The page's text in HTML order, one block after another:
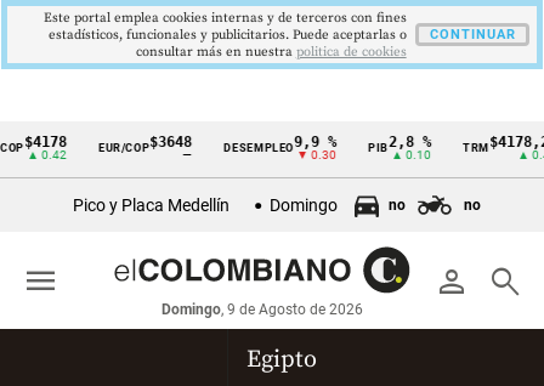
Cintillo
económicos
Colombia
$4178
▲ 0.42
EUR/COP$3648
—
DESEMPLEO9,9 %
▼ 0.30
PIB 2,8 %
▲ 0.10
TRM
▲
Pico y Placa Medellín Domingo no no
person search
Domingo, 9 de Agosto de 2026
menu
Egipto
Este portal emplea cookies internas y de terceros con fines
estadísticos, funcionales y publicitarios. Puede aceptarlas o
consultar más en nuestra politica de cookies
CONTINUAR